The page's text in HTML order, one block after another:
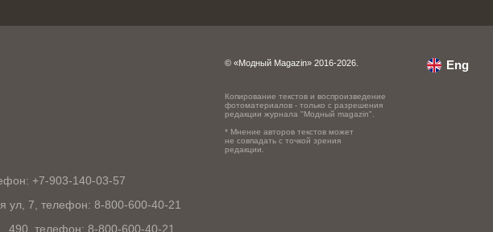
+7-903-140-03-57
ул, 7, телефон: 8-800-600-40-21
490, телефон: 8-800-600-40-21
© «Модный Magazin» 2016-2026.
Копирование текстов и воспроизведение
фотоматериалов - только с разрешения
редакции журнала "Модный magazin".
* Мнение авторов текстов может
не совпадать с точкой зрения
редакции.
Eng